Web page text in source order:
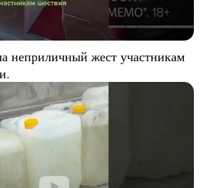
неприличный жест участникам